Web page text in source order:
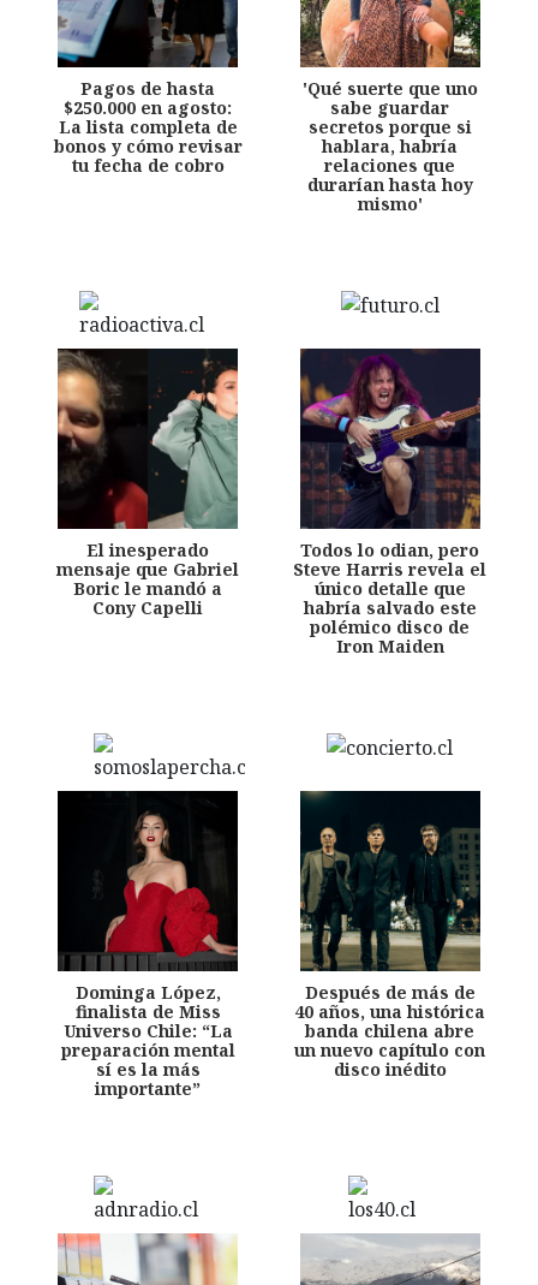
Pagos de hasta
$250.000 en agosto:
La lista completa de
bonos y cómo revisar
tu fecha de cobro
'Qué suerte que uno
sabe guardar
secretos porque si
hablara, habría
relaciones que
durarían hasta hoy
mismo'
El inesperado
mensaje que Gabriel
Boric le mandó a
Cony Capelli
Todos lo odian, pero
Steve Harris revela el
único detalle que
habría salvado este
polémico disco de
Iron Maiden
Dominga López,
finalista de Miss
Universo Chile: “La
preparación mental
sí es la más
importante”
Después de más de
40 años, una histórica
banda chilena abre
un nuevo capítulo con
disco inédito